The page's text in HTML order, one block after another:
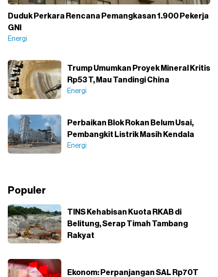
Duduk Perkara Rencana Pemangkasan 1.900 Pekerja
GNI
Energi
Trump Umumkan Proyek Mineral Kritis
Rp53 T, Mau Tandingi China
Energi
Perbaikan Blok Rokan Belum Usai,
Pembangkit Listrik Masih Kendala
Energi
Populer
TINS Kehabisan Kuota RKAB di
Belitung, Serap Timah Tambang
Rakyat
Ekonom: Perpanjangan SAL Rp70T